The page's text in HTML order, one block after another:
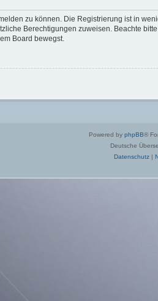
zu können. Die Registrierung ist in
Berechtigungen zuweisen. Beachte
Board bewegst.
Powered by phpBB®
Deutsche
Datenschutz|